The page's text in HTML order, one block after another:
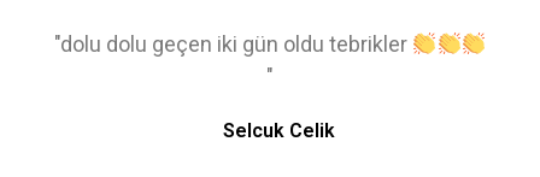
"dolu dolu geçen iki gün oldu tebrikler
"
Selcuk Celik